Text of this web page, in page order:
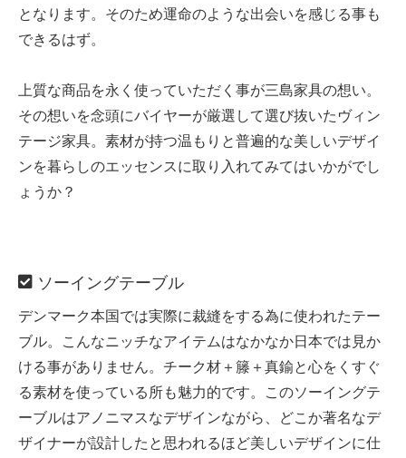
となります。そのため運命のような出会いを感じる事も
できるはず。
上質な商品を永く使っていただく事が三島家具の想い。
その想いを念頭にバイヤーが厳選して選び抜いたヴィン
テージ家具。素材が持つ温もりと普遍的な美しいデザイ
ンを暮らしのエッセンスに取り入れてみてはいかがでし
ょうか？
ソーイングテーブル
デンマーク本国では実際に裁縫をする為に使われたテー
ブル。こんなニッチなアイテムはなかなか日本では見か
ける事がありません。チーク材＋籐＋真鍮と心をくすぐ
る素材を使っている所も魅力的です。このソーイングテ
ーブルはアノニマスなデザインながら、どこか著名なデ
ザイナーが設計したと思われるほど美しいデザインに仕